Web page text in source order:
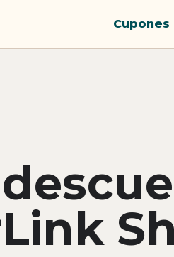
Cupones